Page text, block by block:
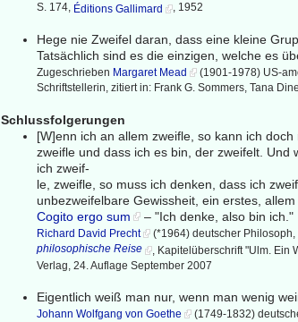
S. 174, Éditions Gallimard , 1952
Hege nie Zweifel daran, dass eine kleine
Tatsächlich sind es die einzigen, welche es
Zugeschrieben Margaret Mead (1901-1978) US-
Schriftstellerin, zitiert in: Frank G. Sommers, Tana
Schlussfolgerungen
[W]enn ich an allem zweifle, so kann ich
zweifle und dass ich es bin, der zweifelt. Und
ich zweif-
le, zweifle, so muss ich denken, dass ich
unbezweifelbare Gewissheit, ein erstes,
Cogito ergo sum
– "Ich denke, also bin ich."
Richard David Precht (*1964) deutscher
philosophische Reise , Kapitelüberschrift "Ulm. Ein
Verlag, 24. Auflage September 2007
Eigentlich weiß man nur, wenn man wenig
Johann Wolfgang von Goethe (1749-1832)